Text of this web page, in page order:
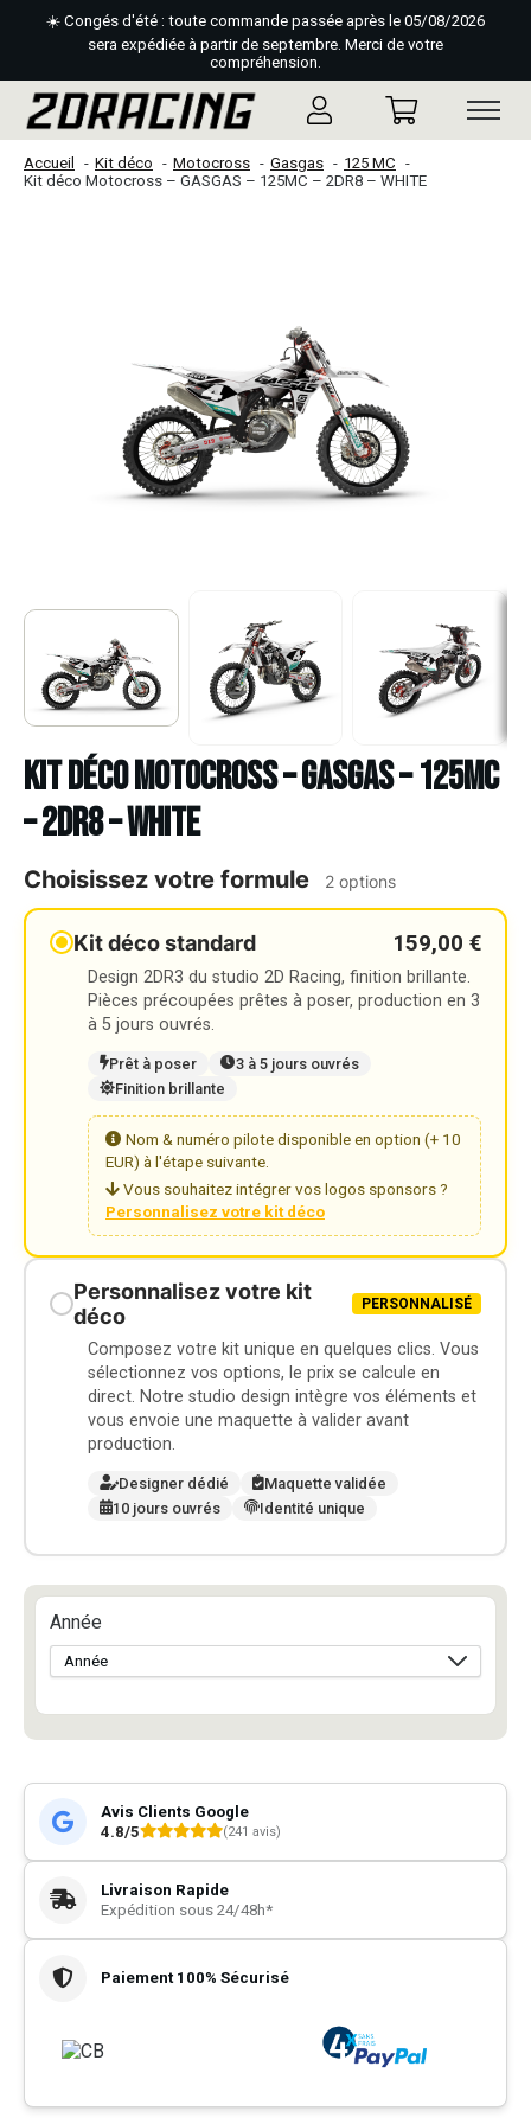
☀️ Congés d'été : toute commande passée après le 05/08/2026
sera expédiée à partir de septembre. Merci de votre
compréhension.
Accueil Kit déco Motocross Gasgas
125 MC
Kit déco Motocross – GASGAS – 125MC – 2DR8 – WHITE
Kit déco Motocross – GASGAS – 125MC
– 2DR8 – WHITE
Choisissez votre formule 2 options
Kit déco standard 159,00 €
Design 2DR3 du studio 2D Racing, finition brillante.
Pièces précoupées prêtes à poser, production en 3
à 5 jours ouvrés.
Prêt à poser
3 à 5 jours ouvrés
Finition brillante
Nom & numéro pilote disponible en option (+ 10
EUR) à l'étape suivante.
Vous souhaitez intégrer vos logos sponsors ?
Personnalisez votre kit déco
Personnalisez votre kit
déco
PERSONNALISÉ
Composez votre kit unique en quelques clics. Vous
sélectionnez vos options, le prix se calcule en
direct. Notre studio design intègre vos éléments et
vous envoie une maquette à valider avant
production.
Designer dédié
Maquette validée
10 jours ouvrés
Identité unique
Année
Avis Clients Google
4.8/5
(241 avis)
Livraison Rapide
Expédition sous 24/48h*
Paiement 100% Sécurisé